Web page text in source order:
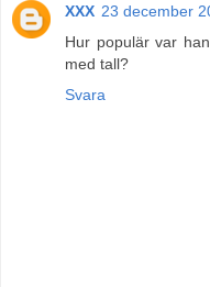
XXX 23 december
Hur populär var
med tall?
Svara